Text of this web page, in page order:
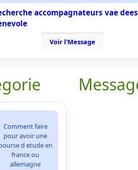
accompagnateurs vae dees
Voir l'Message
Comment faire
pour avoir une
d etude en
france ou
allemagne